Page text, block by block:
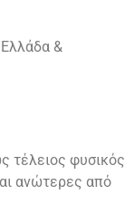
&
τέλειος φυσικός
ανώτερες από